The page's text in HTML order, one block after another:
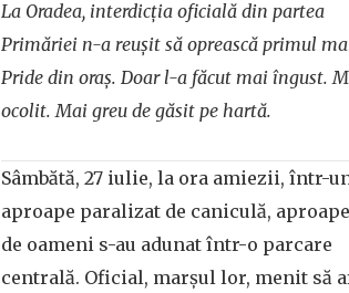
La Oradea, interdicția oficială din partea
Primăriei n-a reușit să oprească primul
Pride din oraș. Doar l-a făcut mai îngust.
ocolit. Mai greu de găsit pe hartă.
Sâmbătă, 27 iulie, la ora amiezii, într-
aproape paralizat de caniculă,
de oameni s-au adunat într-o parcare
centrală. Oficial, marșul lor, menit să